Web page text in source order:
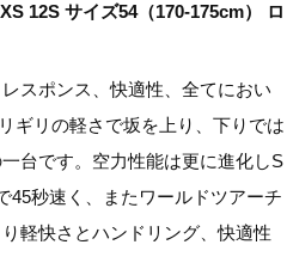
12S サイズ54（170-175cm） ロ
スポンス、快適性、全てにおい
ギリの軽さで坂を上り、下りでは
台です。空力性能は更に進化しS
45秒速く、またワールドツアーチ
軽快さとハンドリング、快適性